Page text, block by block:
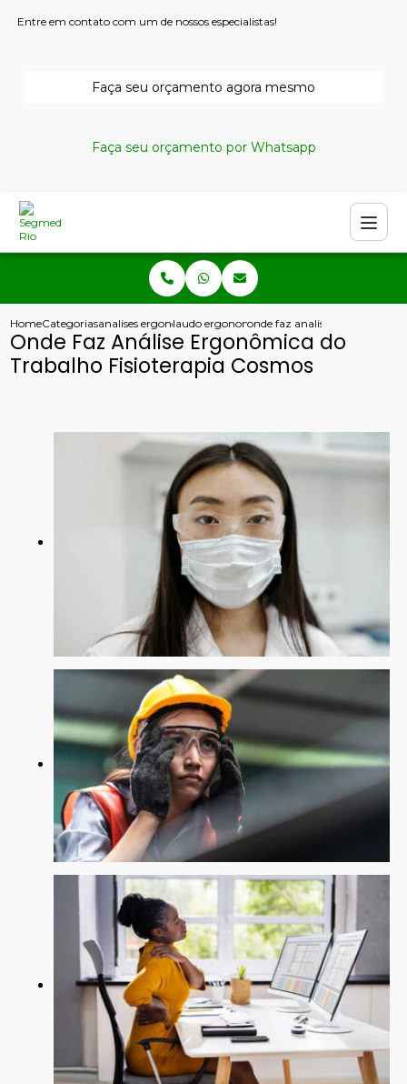
Entre em contato com um de nossos especialistas!
Faça seu orçamento agora mesmo
Faça seu orçamento por Whatsapp
HomeCategoriasanalises ergonomicaslaudo ergonomico nr17onde faz analise ergonomica
Onde Faz Análise Ergonômica do
Trabalho Fisioterapia Cosmos